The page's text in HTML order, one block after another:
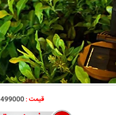
قیمت :499000 تومان